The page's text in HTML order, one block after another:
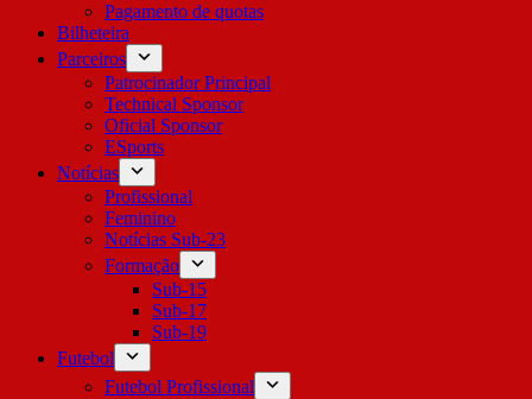
Pagamento de quotas
Bilheteira
Parceiros
Patrocinador Principal
Technical Sponsor
Oficial Sponsor
ESports
Notícias
Profissional
Feminino
Notícias Sub-23
Formação
Sub-15
Sub-17
Sub-19
Futebol
Futebol Profissional